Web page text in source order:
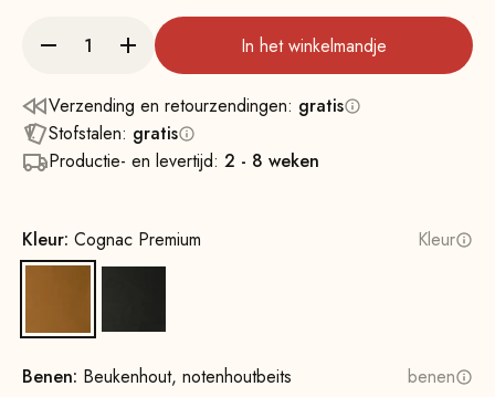
In het winkelmandje
Verzending en retourzendingen: gratis
Stofstalen: gratis
Productie- en levertijd: 2 - 8 weken
Kleur: Cognac Premium Kleur
Benen: Beukenhout, notenhoutbeits benen